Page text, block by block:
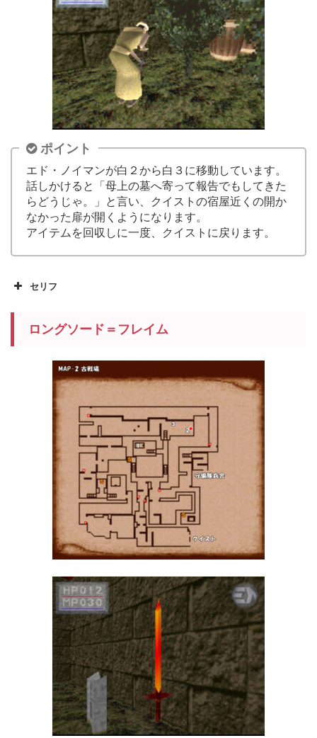
ポイント
エド・ノイマンが白２から白３に移動しています。
話しかけると「母上の墓へ寄って報告でもしてきた
らどうじゃ。」と言い、クイストの宿屋近くの開か
なかった扉が開くようになります。
アイテムを回収しに一度、クイストに戻ります。
セリフ
ロングソード＝フレイム